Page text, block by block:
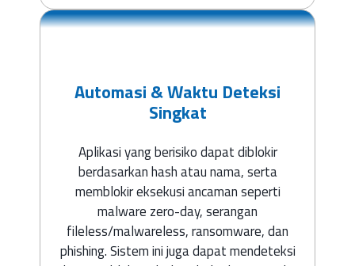
Automasi & Waktu Deteksi
Singkat
Aplikasi yang berisiko dapat diblokir
berdasarkan hash atau nama, serta
memblokir eksekusi ancaman seperti
malware zero-day, serangan
fileless/malwareless, ransomware, dan
phishing. Sistem ini juga dapat mendeteksi